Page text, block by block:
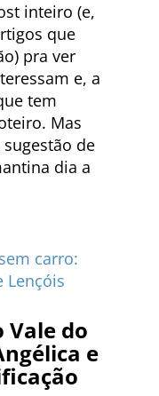
inteiro (e,
que
pra ver
e, a
tem
Mas
de
dia a
carro:
Lençóis
Vale do
e